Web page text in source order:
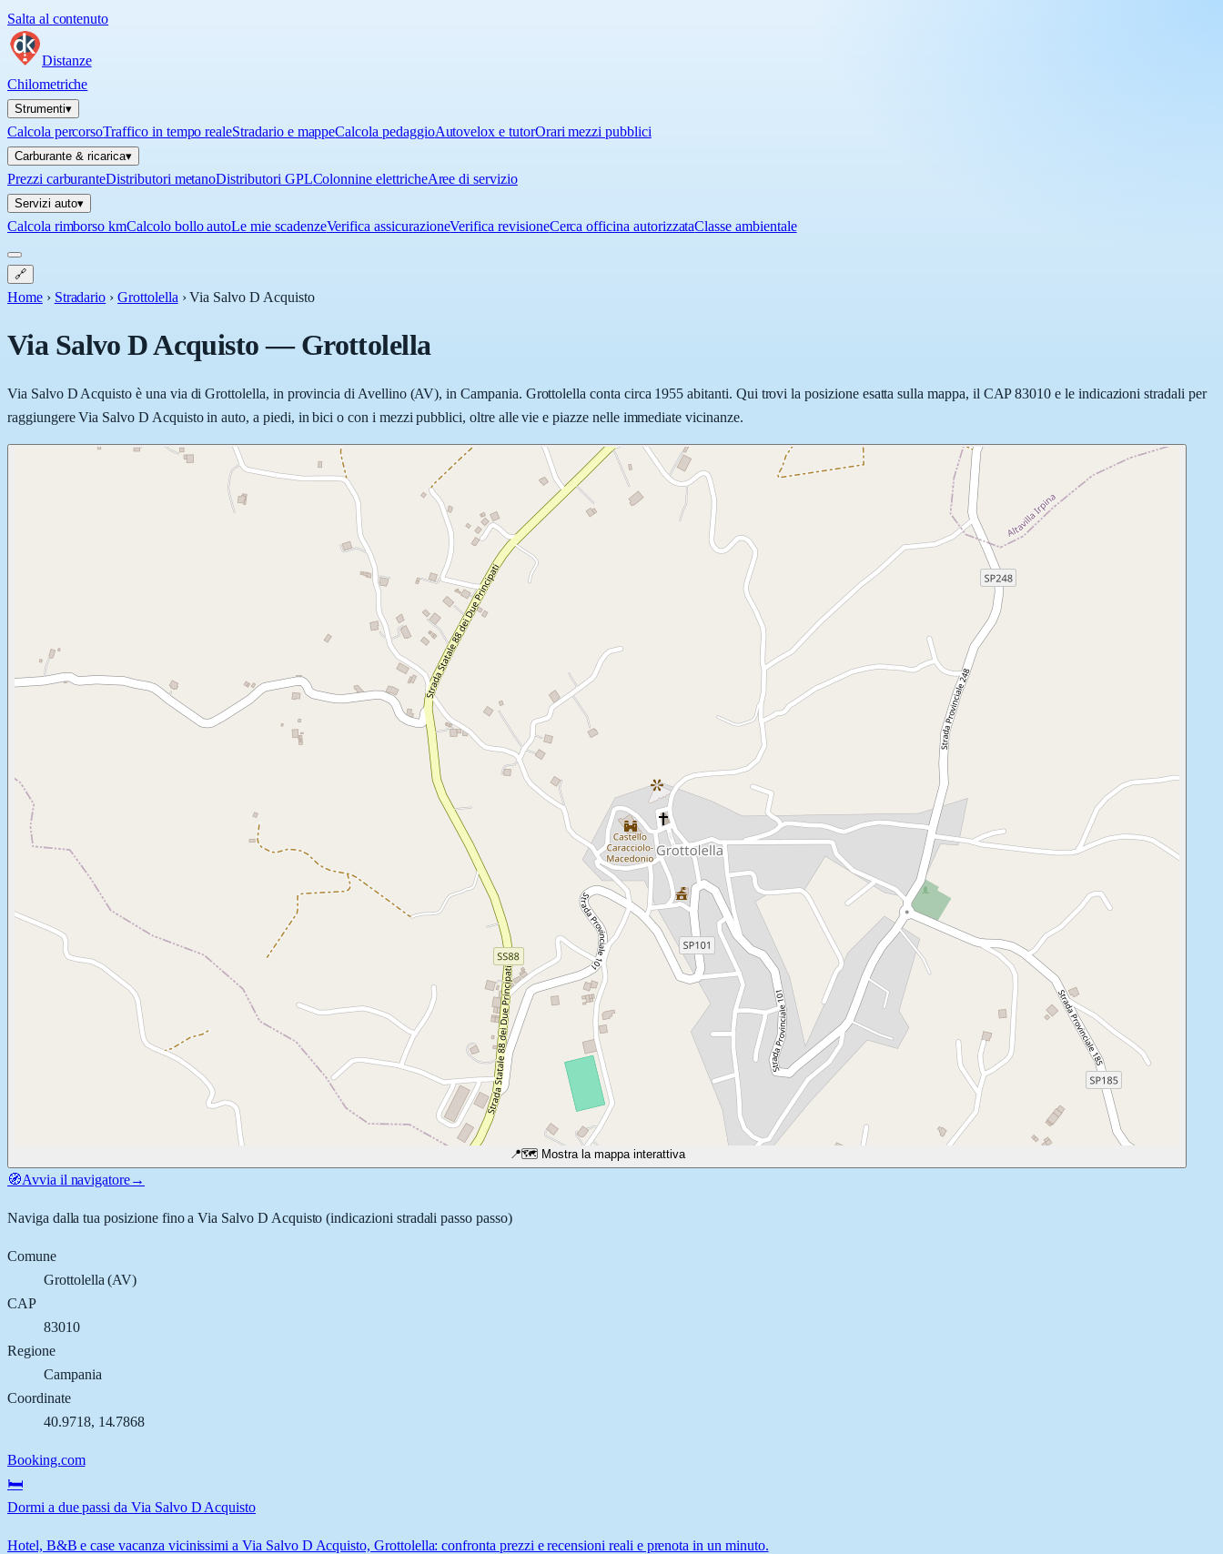
Salta al contenuto
Distanze
Chilometriche
Strumenti▾
Calcola percorsoTraffico in tempo realeStradario e mappeCalcola pedaggioAutovelox e tutorOrari mezzi pubblici
Carburante & ricarica▾
Prezzi carburanteDistributori metanoDistributori GPLColonnine elettricheAree di servizio
Servizi auto▾
Calcola rimborso kmCalcolo bollo autoLe mie scadenzeVerifica assicurazioneVerifica revisioneCerca officina autorizzataClasse ambientale
🔗
Home › Stradario › Grottolella ›Via Salvo D Acquisto
Via Salvo D Acquisto—Grottolella
Via Salvo D Acquisto è una via di Grottolella, in provincia di Avellino (AV), in Campania. Grottolella conta circa 1955 abitanti. Qui trovi la posizione esatta sulla mappa, il CAP 83010 e le indicazioni stradali per
raggiungere Via Salvo D Acquisto in auto, a piedi, in bici o con i mezzi pubblici, oltre alle vie e piazze nelle immediate vicinanze.
📍🗺️ Mostra la mappa interattiva
🧭Avvia il navigatore→
Naviga dalla tua posizione fino aVia Salvo D Acquisto (indicazioni stradali passo passo)
Comune
Grottolella (AV)
CAP
83010
Regione
Campania
Coordinate
40.9718, 14.7868
Booking.com
🛏️
Dormi a due passi da Via Salvo D Acquisto
Hotel, B&B e case vacanza vicinissimi a Via Salvo D Acquisto, Grottolella: confronta prezzi e recensioni reali e prenota in un minuto.